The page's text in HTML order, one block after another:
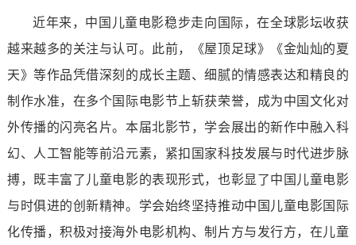
近年来，中国儿童电影稳步走向国际，在全球影坛收获
越来越多的关注与认可。此前，《屋顶足球》《金灿灿的夏
天》等作品凭借深刻的成长主题、细腻的情感表达和精良的
制作水准，在多个国际电影节上斩获荣誉，成为中国文化对
外传播的闪亮名片。本届北影节，学会展出的新作中融入科
幻、人工智能等前沿元素，紧扣国家科技发展与时代进步脉
搏，既丰富了儿童电影的表现形式，也彰显了中国儿童电影
与时俱进的创新精神。学会始终坚持推动中国儿童电影国际
化传播，积极对接海外电影机构、制片方与发行方，在儿童